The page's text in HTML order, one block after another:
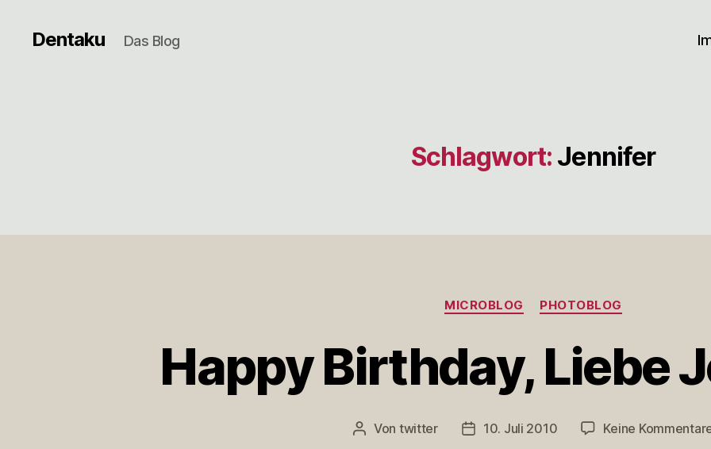
Dentaku Das Blog
Schlagwort: Jennifer
Kategorien
MICROBLOG PHOTOBLOG
Happy Birthday, Liebe
Beitragsautor
Von twitter Veröffentlichungsdatum
10. Juli 2010 Keine